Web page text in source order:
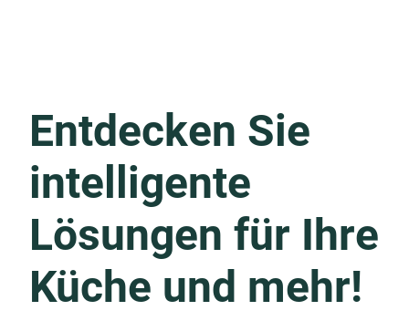
Entdecken Sie
intelligente
Lösungen für Ihre
Küche und mehr!